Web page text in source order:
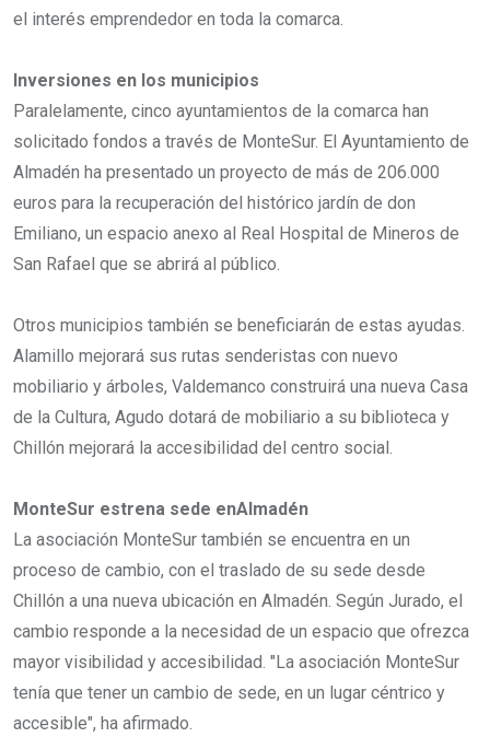
el interés emprendedor en toda la comarca.
Inversiones en los municipios
Paralelamente, cinco ayuntamientos de la comarca han
solicitado fondos a través de MonteSur. El Ayuntamiento de
Almadén ha presentado un proyecto de más de 206.000
euros para la recuperación del histórico jardín de don
Emiliano, un espacio anexo al Real Hospital de Mineros de
San Rafael que se abrirá al público.
Otros municipios también se beneficiarán de estas ayudas.
Alamillo mejorará sus rutas senderistas con nuevo
mobiliario y árboles, Valdemanco construirá una nueva Casa
de la Cultura, Agudo dotará de mobiliario a su biblioteca y
Chillón mejorará la accesibilidad del centro social.
MonteSur estrena sede enAlmadén
La asociación MonteSur también se encuentra en un
proceso de cambio, con el traslado de su sede desde
Chillón a una nueva ubicación en Almadén. Según Jurado, el
cambio responde a la necesidad de un espacio que ofrezca
mayor visibilidad y accesibilidad. "La asociación MonteSur
tenía que tener un cambio de sede, en un lugar céntrico y
accesible", ha afirmado.